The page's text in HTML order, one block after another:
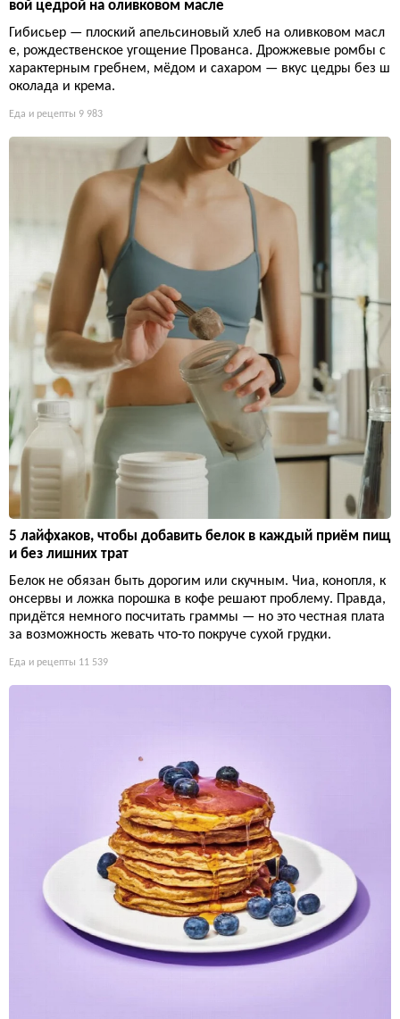
вой цедрой на оливковом масле
Гибисьер — плоский апельсиновый хлеб на оливковом масл
е, рождественское угощение Прованса. Дрожжевые ромбы с
характерным гребнем, мёдом и сахаром — вкус цедры без ш
околада и крема.
Еда и рецепты 9 983
5 лайфхаков, чтобы добавить белок в каждый приём пищ
и без лишних трат
Белок не обязан быть дорогим или скучным. Чиа, конопля, к
онсервы и ложка порошка в кофе решают проблему. Правда,
придётся немного посчитать граммы — но это честная плата
за возможность жевать что-то покруче сухой грудки.
Еда и рецепты 11 539